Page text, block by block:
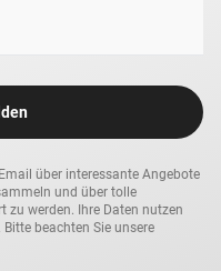
über interessante Angebote
und über tolle
zu werden. Ihre Daten nutzen
beachten Sie unsere